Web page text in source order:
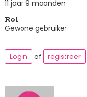
11 jaar 9 maanden
Rol
Gewone gebruiker
Login of registreer